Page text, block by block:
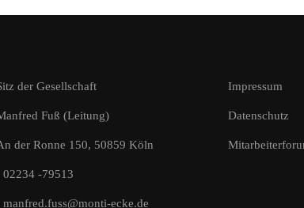
der Gesellschaft
Fuß (Leitung)
der Ronne 150, 50859 Köln
02234 -79513
manfred.fuss@monti-ecke.de
Impressum
Datenschutz